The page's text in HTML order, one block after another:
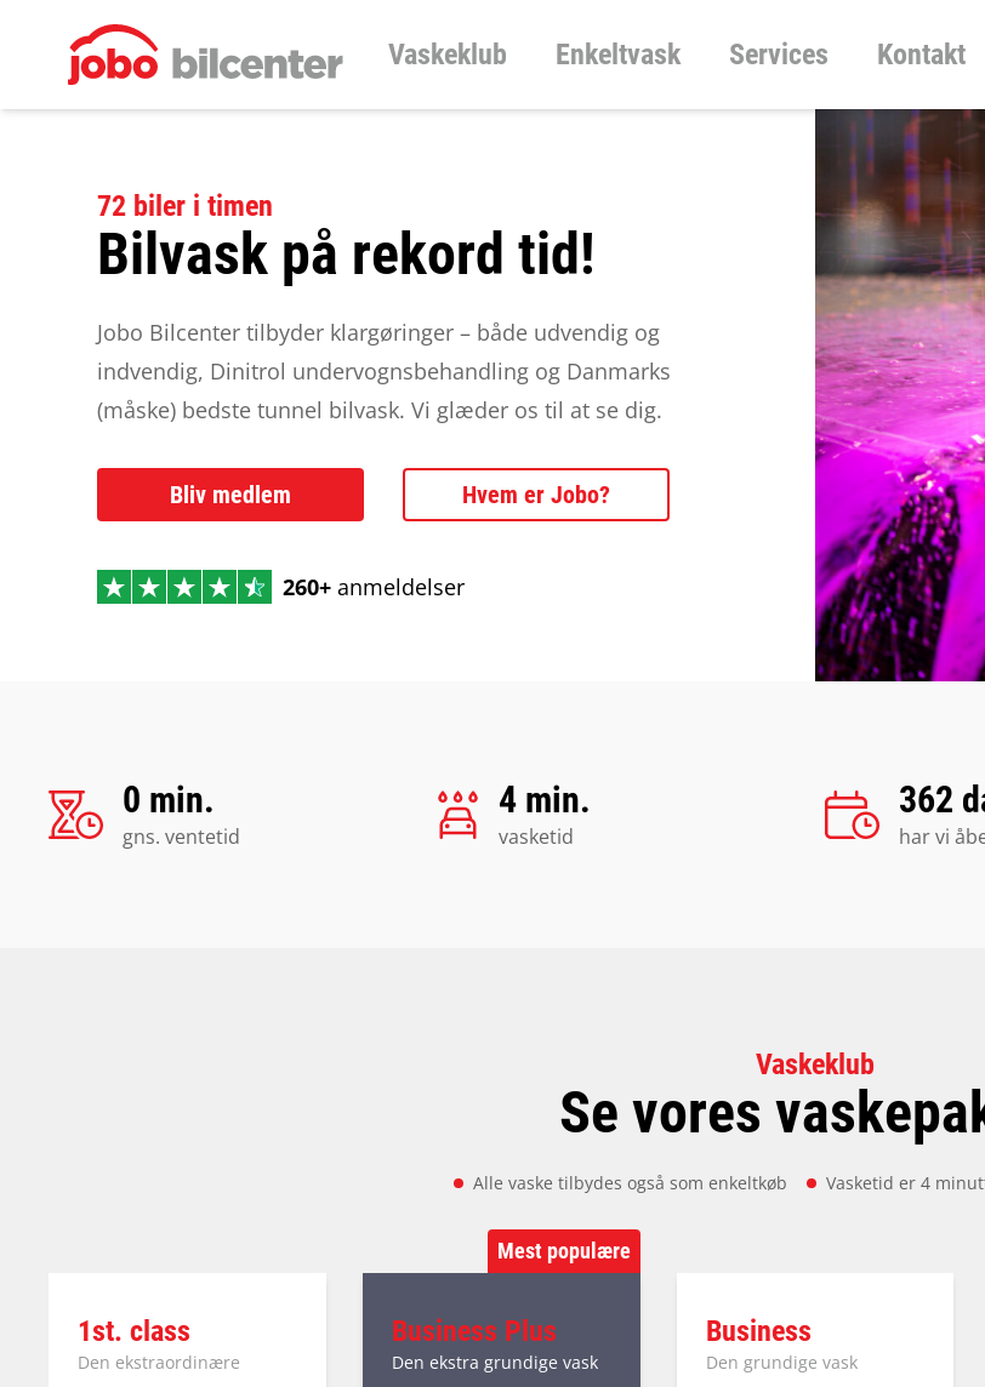
Vaskeklub Enkeltvask Services Kontakt
72 biler i timen
Bilvask på rekord tid!
Jobo Bilcenter tilbyder klargøringer – både udvendig og
indvendig, Dinitrol undervognsbehandling og Danmarks
(måske) bedste tunnel bilvask. Vi glæder os til at se dig.
Bliv medlem Hvem er Jobo?
260+ anmeldelser
0 min.
gns. ventetid
4 min.
vasketid
362
har vi
Vaskeklub
Se vores
Alle vaske tilbydes også som enkeltkøb Vasketid er 4
1st. class
Den ekstraordinære
Mest populære
Business Plus
Den ekstra grundige vask
Business
Den grundige vask